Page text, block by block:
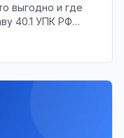
выгодно и где
40.1 УПК РФ